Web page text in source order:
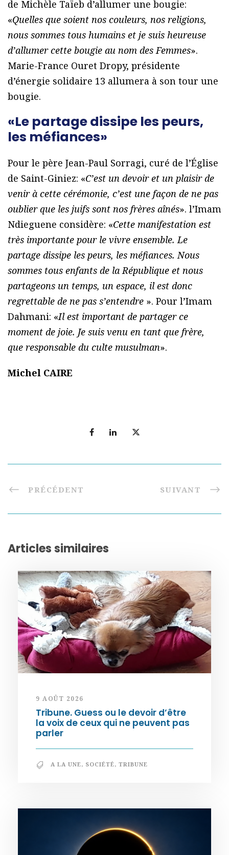
de Michèle Taïeb d’allumer une bougie:
«Quelles que soient nos couleurs, nos religions,
nous sommes tous humains et je suis heureuse
d’allumer cette bougie au nom des Femmes».
Marie-France Ouret Dropy, présidente
d’énergie solidaire 13 allumera à son tour une
bougie.
«Le partage dissipe les peurs,
les méfiances»
Pour le père Jean-Paul Sorragi, curé de l’Église
de Saint-Giniez: «C’est un devoir et un plaisir de
venir à cette cérémonie, c’est une façon de ne pas
oublier que les juifs sont nos frères aînés». l’Imam
Ndieguene considère: «Cette manifestation est
très importante pour le vivre ensemble. Le
partage dissipe les peurs, les méfiances. Nous
sommes tous enfants de la République et nous
partageons un temps, un espace, il est donc
regrettable de ne pas s’entendre ». Pour l’Imam
Dahmani: «Il est important de partager ce
moment de joie. Je suis venu en tant que frère,
que responsable du culte musulman».
Michel CAIRE
PRÉCÉDENT SUIVANT
Articles similaires
9 AOÛT 2026
Tribune. Guess ou le devoir d’être
la voix de ceux qui ne peuvent pas
parler
A LA UNE, SOCIÉTÉ, TRIBUNE